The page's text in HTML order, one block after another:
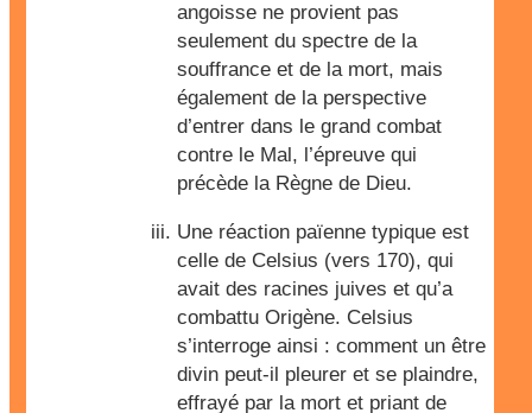
angoisse ne provient pas
seulement du spectre de la
souffrance et de la mort, mais
également de la perspective
d’entrer dans le grand combat
contre le Mal, l’épreuve qui
précède la Règne de Dieu.
Une réaction païenne typique est
celle de Celsius (vers 170), qui
avait des racines juives et qu’a
combattu Origène. Celsius
s’interroge ainsi : comment un être
divin peut-il pleurer et se plaindre,
effrayé par la mort et priant de